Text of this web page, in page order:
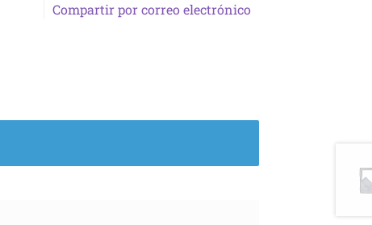
Compartir por correo electrónico